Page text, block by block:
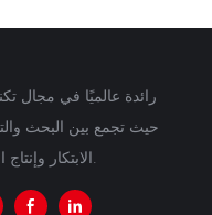
حيث تجمع بين البحث